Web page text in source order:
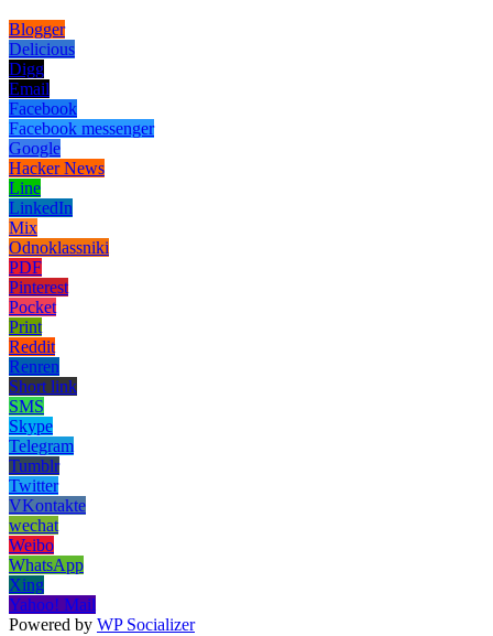
Blogger
Delicious
Digg
Email
Facebook
Facebook messenger
Google
Hacker News
Line
LinkedIn
Mix
Odnoklassniki
PDF
Pinterest
Pocket
Print
Reddit
Renren
Short link
SMS
Skype
Telegram
Tumblr
Twitter
VKontakte
wechat
Weibo
WhatsApp
Xing
Yahoo! Mail
Powered by WP Socializer